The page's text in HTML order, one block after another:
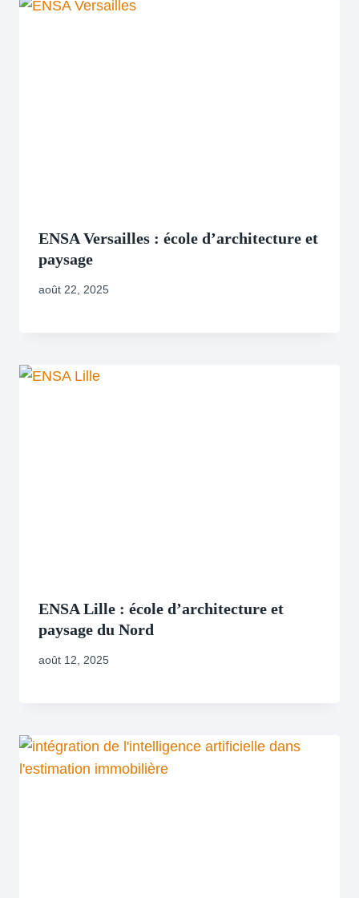
ENSA Versailles : école d’architecture et
paysage
août 22, 2025
ENSA Lille : école d’architecture et
paysage du Nord
août 12, 2025